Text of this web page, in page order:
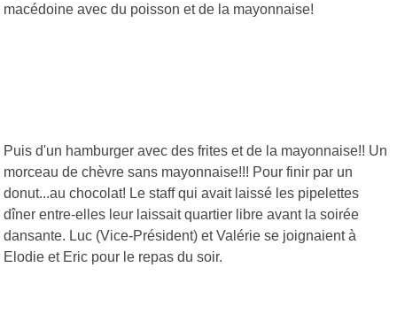
macédoine avec du poisson et de la mayonnaise!
Puis d'un hamburger avec des frites et de la mayonnaise!! Un
morceau de chèvre sans mayonnaise!!! Pour finir par un
donut...au chocolat! Le staff qui avait laissé les pipelettes
dîner entre-elles leur laissait quartier libre avant la soirée
dansante. Luc (Vice-Président) et Valérie se joignaient à
Elodie et Eric pour le repas du soir.